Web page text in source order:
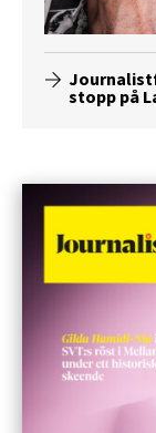
stopp på